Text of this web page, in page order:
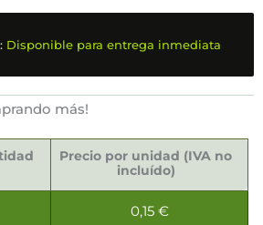
Disponible para entrega inmediata
más!
Precio por unidad (IVA no
incluído)
0,15 €